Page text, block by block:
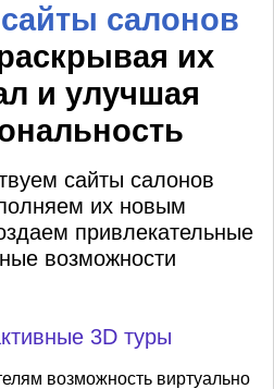
салонов
их
и улучшая
сайты салонов
их новым
привлекательные
возможности
3D туры
возможность виртуально